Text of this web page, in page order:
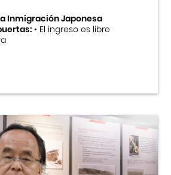
Inmigración Japonesa
• El ingreso es libre